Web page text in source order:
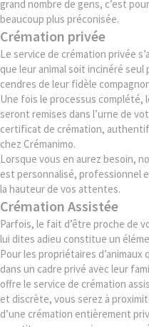
grand nombre de gens, c’est
beaucoup plus préconisée.
Crémation privée
Le service de crémation privée
que leur animal soit incinéré
cendres de leur fidèle
Une fois le processus complété,
seront remises dans l’urne de
certificat de crémation,
chez Crémanimo.
Lorsque vous en aurez besoin,
est personnalisé, professionnel
la hauteur de vos attentes.
Crémation Assistée
Parfois, le fait d’être proche de
lui dites adieu constitue un
Pour les propriétaires
dans un cadre privé avec leur
offre le service de crémation
et discrète, vous serez à
d’une crémation entièrement